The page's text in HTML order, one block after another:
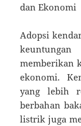
dan Ekonomi
Adopsi
memberikan
ekonomi.
yang lebih
berbahan
listrik juga